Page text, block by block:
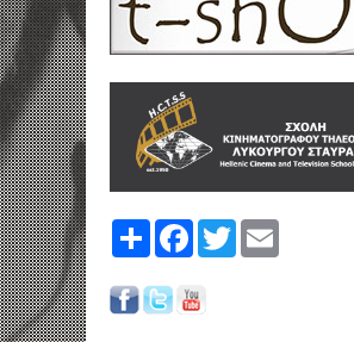
Share FacebookTwitter